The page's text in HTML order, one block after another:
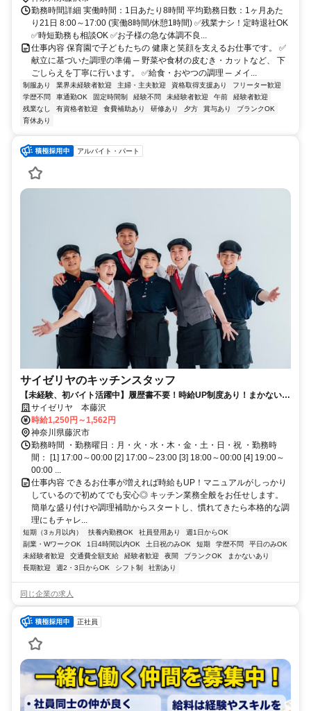
勤務時間詳細 実働時間：1日あたり8時間 平均勤務日数：1ヶ月あた
り21日 8:00～17:00 (実働8時間/休憩1時間) ✅残業ナシ！定時退社OK
✅時短勤務も相談OK ✅お子様の急な体調不良...
仕事内容 保育園で子どもたちの 健康と笑顔を支えるお仕事です。 ✅
献立に基づいた調理の準備 ─ 野菜や食材の皮むき・カットなど、 下
ごしらえを丁寧に行います。 ✅給食・おやつの調理 ─ メイ...
制服あり 業界未経験者歓迎 主婦・主夫歓迎 資格取得支援あり
フリーター歓迎
学歴不問
車通勤OK 固定時間制 経験不問 未経験者歓迎 午前
経験者歓迎
残業なし
有資格者歓迎 食費補助あり 研修あり 夕方 賞与あり
ブランクOK
育休あり
アルバイト・パート
サイゼリヤのキッチンスタッフ
【未経験、初バイト活躍中】履歴書不要！時給UP制度あり！まかない
50％OFF、有給制度◎※接客あり
サイゼリヤ 本藤沢
時給1,250円～1,562円
神奈川県藤沢市
勤務時間 ・勤務曜日：月・火・水・木・金・土・日・祝 ・勤務時
間： [1] 17:00～00:00 [2] 17:00～23:00 [3] 18:00～00:00 [4] 19:00～
00:00 ...
仕事内容 できるお仕事が増えれば時給もUP！マニュアルがしっかり
しているので初めてでも安心◎ キッチン業務全般をお任せします。
簡単な盛り付けや調理補助からスタートし、慣れてきたら本格的な調
理にもチャレ...
短期（3ヵ月以内） 扶養内勤務OK 社員登用あり
週1日からOK
副業・WワークOK
1日4時間以内OK 土日祝のみOK 短期 学歴不問
平日のみOK
未経験者歓迎
交通費全額支給 経験者歓迎 夜間 ブランクOK
まかないあり
長期歓迎
週2・3日からOK シフト制 社割あり
同じ企業の求人
正社員